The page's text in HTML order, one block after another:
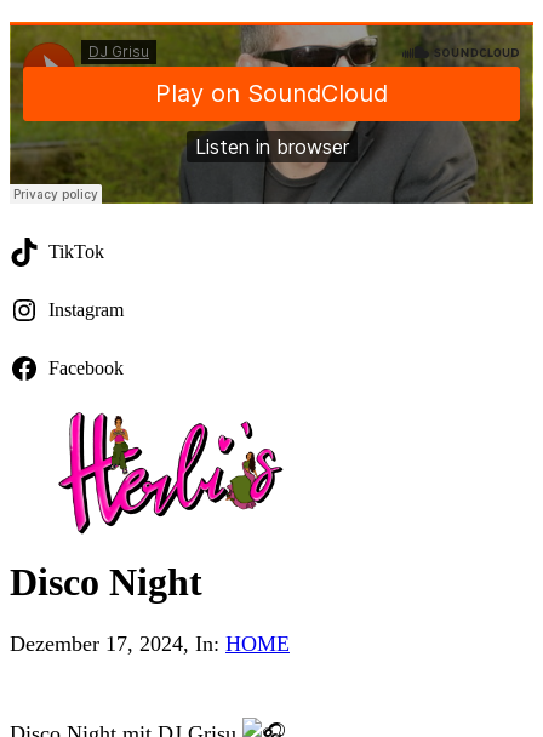
TikTok
Instagram
Facebook
Disco Night
Dezember 17, 2024, In: HOME